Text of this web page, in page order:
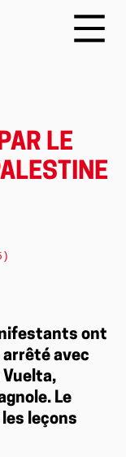
LE
ont
avec
Vuelta,
Le
leçons